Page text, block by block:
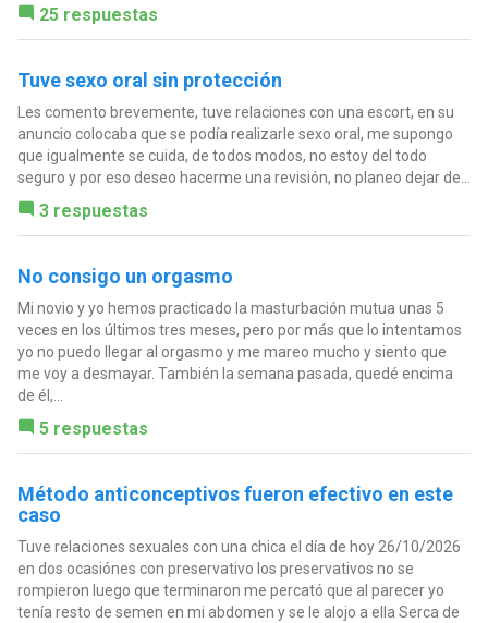
25 respuestas
Tuve sexo oral sin protección
Les comento brevemente, tuve relaciones con una escort, en su
anuncio colocaba que se podía realizarle sexo oral, me supongo
que igualmente se cuida, de todos modos, no estoy del todo
seguro y por eso deseo hacerme una revisión, no planeo dejar de...
3 respuestas
No consigo un orgasmo
Mi novio y yo hemos practicado la masturbación mutua unas 5
veces en los últimos tres meses, pero por más que lo intentamos
yo no puedo llegar al orgasmo y me mareo mucho y siento que
me voy a desmayar. También la semana pasada, quedé encima
de él,...
5 respuestas
Método anticonceptivos fueron efectivo en este
caso
Tuve relaciones sexuales con una chica el día de hoy 26/10/2026
en dos ocasiónes con preservativo los preservativos no se
rompieron luego que terminaron me percató que al parecer yo
tenía resto de semen en mi abdomen y se le alojo a ella Serca de